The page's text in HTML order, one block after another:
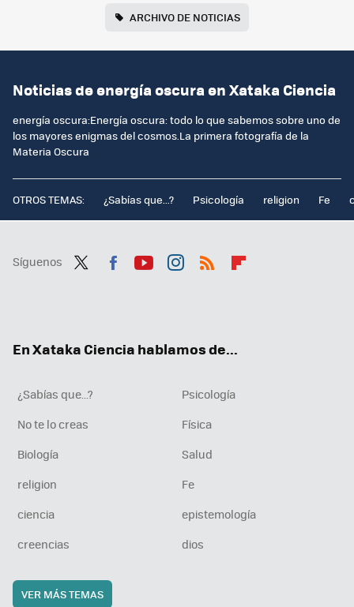
ARCHIVO DE NOTICIAS
Noticias de energía oscura en Xataka Ciencia
energía oscura:Energía oscura: todo lo que sabemos sobre uno de
los mayores enigmas del cosmos.La primera fotografía de la
Materia Oscura
OTROS TEMAS: ¿Sabías que...? Psicología religion Fe
Síguenos
En Xataka Ciencia hablamos de...
¿Sabías que...?
Psicología
No te lo creas
Física
Biología
Salud
religion
Fe
ciencia
epistemología
creencias
dios
VER MÁS TEMAS